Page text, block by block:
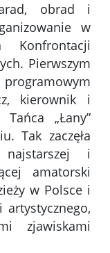
obrad i
w
Konfrontacji
Pierwszym
kierownik i
„Łany”
Tak zaczęła
i
amatorski
w Polsce i
zjawiskami